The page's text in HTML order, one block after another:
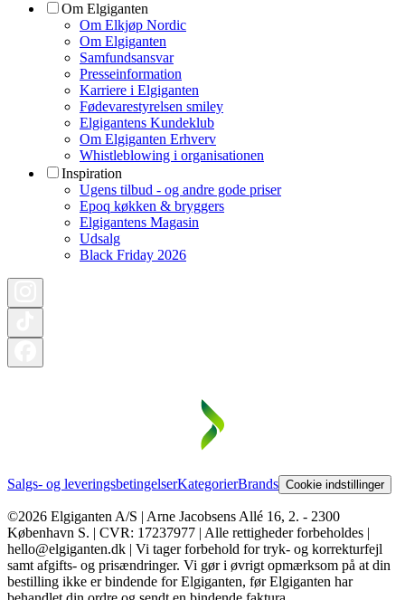
Om Elgiganten
Om Elkjøp Nordic
Om Elgiganten
Samfundsansvar
Presseinformation
Karriere i Elgiganten
Fødevarestyrelsen smiley
Elgigantens Kundeklub
Om Elgiganten Erhverv
Whistleblowing i organisationen
Inspiration
Ugens tilbud - og andre gode priser
Epoq køkken & bryggers
Elgigantens Magasin
Udsalg
Black Friday 2026
Salgs- og leveringsbetingelserKategorierBrands Cookie indstillinger
©2026 Elgiganten A/S | Arne Jacobsens Allé 16, 2. - 2300
København S. | CVR: 17237977 | Alle rettigheder forbeholdes |
hello@elgiganten.dk | Vi tager forbehold for tryk- og korrekturfejl
samt afgifts- og prisændringer. Vi gør i øvrigt opmærksom på at din
bestilling ikke er bindende for Elgiganten, før Elgiganten har